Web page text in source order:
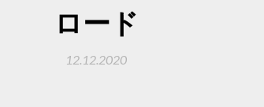
ロード
12.12.2020